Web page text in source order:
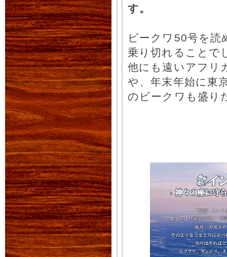
す。
ビークワ50号を
乗り切れることで
他にも遠いアフリ
や、年末年始に東
のビークワも盛り